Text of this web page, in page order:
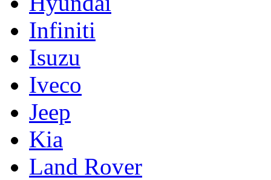
Infiniti
Isuzu
Iveco
Jeep
Kia
Land Rover